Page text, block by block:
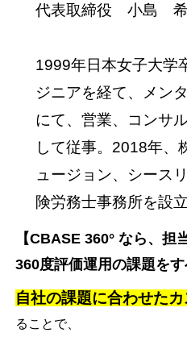
代表取締役 小島
1999年日本女子大学
ジニアを経て、メン
にて、営業、コンサ
して従事。2018年、
ュージョン、シース
険労務士事務所を設立
【CBASE 360° なら、担
360度評価運用の課題をす
自社の課題に合わせた
ることで、